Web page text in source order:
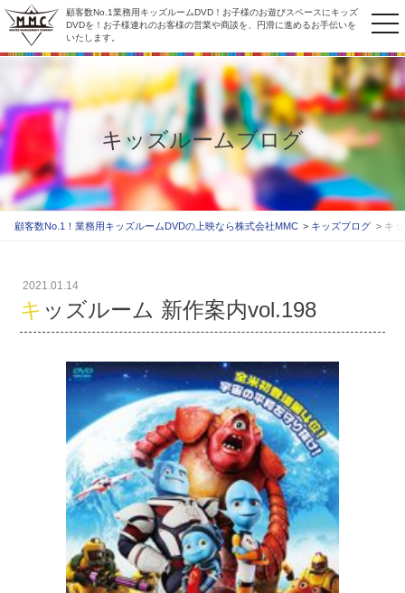
顧客数No.1業務用キッズルームDVD！お子様のお遊びスペースにキッズ
DVDを！お子様連れのお客様の営業や商談を、円滑に進めるお手伝いを
いたします。
キッズルームブログ
顧客数No.1！業務用キッズルームDVDの上映なら株式会社MMC キッズブログ キ
2021.01.14
キッズルーム 新作案内vol.198